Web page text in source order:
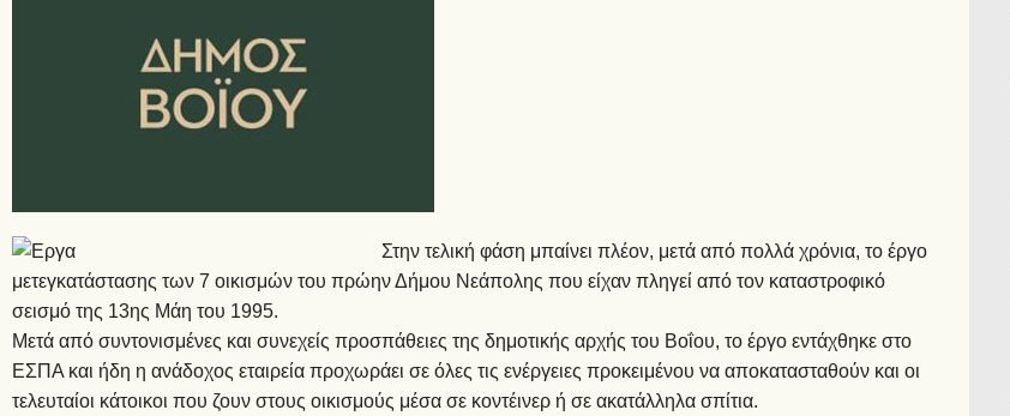
Στην τελική φάση μπαίνει πλέον, μετά από πολλά χρόνια, το έργο
μετεγκατάστασης των 7 οικισμών του πρώην Δήμου Νεάπολης που είχαν πληγεί από τον καταστροφικό
σεισμό της 13ης Μάη του 1995.
Μετά από συντονισμένες και συνεχείς προσπάθειες της δημοτικής αρχής του Βοΐου, το έργο εντάχθηκε στο
ΕΣΠΑ και ήδη η ανάδοχος εταιρεία προχωράει σε όλες τις ενέργειες προκειμένου να αποκατασταθούν και οι
τελευταίοι κάτοικοι που ζουν στους οικισμούς μέσα σε κοντέινερ ή σε ακατάλληλα σπίτια.